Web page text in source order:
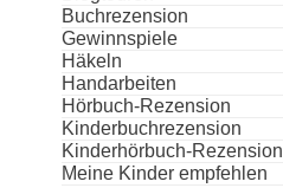
Buchrezension
Gewinnspiele
Häkeln
Handarbeiten
Hörbuch-Rezension
Kinderbuchrezension
Kinderhörbuch-Rezension
Meine Kinder empfehlen